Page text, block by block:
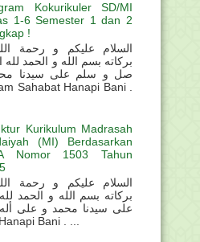
Kokurikuler SD/MI
1-6 Semester 1 dan 2
!
السلام عليكم و رحمة
بركاته بسم الله و الحمد لله
صل و سلم على سيدنا
Kurikulum Madrasah
(MI) Berdasarkan
Nomor 1503 Tahun
السلام عليكم و رحمة
بركاته بسم الله و الحمد
على سيدنا محمد و على
Bani . ...